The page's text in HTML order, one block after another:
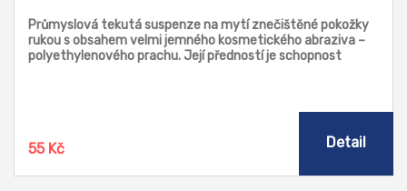
Průmyslová tekutá suspenze na mytí znečištěné pokožky
rukou s obsahem velmi jemného kosmetického abraziva –
polyethylenového prachu. Její předností je schopnost
55 Kč Detail